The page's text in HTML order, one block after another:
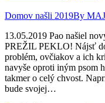
Domov našli 2019By
13.05.2019 Pao našiel
PREŽIL PEKLO! Nájsť
problém, ovčiakov a ich
navyše oproti iným psom
takmer o celý chvost.
bude svojej…